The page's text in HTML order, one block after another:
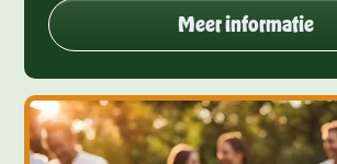
Meer informatie